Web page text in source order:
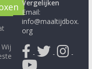
Vergelijken
Email:
info@maaltijdbox.
org
- - -